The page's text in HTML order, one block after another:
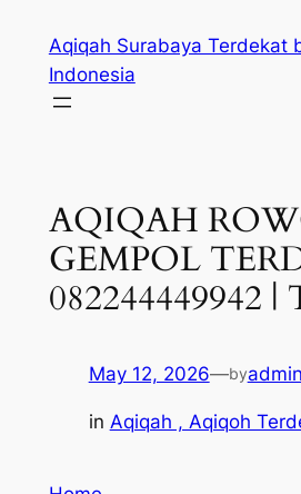
content
Aqiqah Surabaya Terdekat
Indonesia
AQIQAH
GEMPOL
082244449942
May 12, 2026—byadmin
in Aqiqah , Aqiqoh